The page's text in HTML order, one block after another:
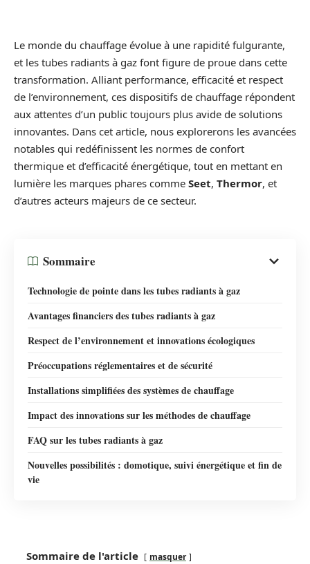
Le monde du chauffage évolue à une rapidité fulgurante,
et les tubes radiants à gaz font figure de proue dans cette
transformation. Alliant performance, efficacité et respect
de l’environnement, ces dispositifs de chauffage répondent
aux attentes d’un public toujours plus avide de solutions
innovantes. Dans cet article, nous explorerons les avancées
notables qui redéfinissent les normes de confort
thermique et d’efficacité énergétique, tout en mettant en
lumière les marques phares comme Seet, Thermor, et
d’autres acteurs majeurs de ce secteur.
Sommaire
Technologie de pointe dans les tubes radiants à gaz
Avantages financiers des tubes radiants à gaz
Respect de l’environnement et innovations écologiques
Préoccupations réglementaires et de sécurité
Installations simplifiées des systèmes de chauffage
Impact des innovations sur les méthodes de chauffage
FAQ sur les tubes radiants à gaz
Nouvelles possibilités : domotique, suivi énergétique et fin de
vie
Sommaire de l'article masquer